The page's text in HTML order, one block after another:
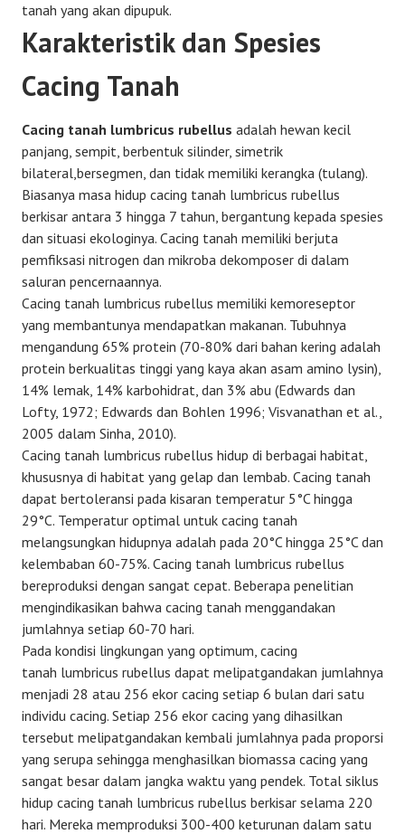
tanah yang akan dipupuk.
Karakteristik dan Spesies
Cacing Tanah
Cacing tanah lumbricus rubellus adalah hewan kecil
panjang, sempit, berbentuk silinder, simetrik
bilateral,bersegmen, dan tidak memiliki kerangka (tulang).
Biasanya masa hidup cacing tanah lumbricus rubellus
berkisar antara 3 hingga 7 tahun, bergantung kepada spesies
dan situasi ekologinya. Cacing tanah memiliki berjuta
pemfiksasi nitrogen dan mikroba dekomposer di dalam
saluran pencernaannya.
Cacing tanah lumbricus rubellus memiliki kemoreseptor
yang membantunya mendapatkan makanan. Tubuhnya
mengandung 65% protein (70-80% dari bahan kering adalah
protein berkualitas tinggi yang kaya akan asam amino lysin),
14% lemak, 14% karbohidrat, dan 3% abu (Edwards dan
Lofty, 1972; Edwards dan Bohlen 1996; Visvanathan et al.,
2005 dalam Sinha, 2010).
Cacing tanah lumbricus rubellus hidup di berbagai habitat,
khususnya di habitat yang gelap dan lembab. Cacing tanah
dapat bertoleransi pada kisaran temperatur 5°C hingga
29°C. Temperatur optimal untuk cacing tanah
melangsungkan hidupnya adalah pada 20°C hingga 25°C dan
kelembaban 60-75%. Cacing tanah lumbricus rubellus
bereproduksi dengan sangat cepat. Beberapa penelitian
mengindikasikan bahwa cacing tanah menggandakan
jumlahnya setiap 60-70 hari.
Pada kondisi lingkungan yang optimum, cacing
tanah lumbricus rubellus dapat melipatgandakan jumlahnya
menjadi 28 atau 256 ekor cacing setiap 6 bulan dari satu
individu cacing. Setiap 256 ekor cacing yang dihasilkan
tersebut melipatgandakan kembali jumlahnya pada proporsi
yang serupa sehingga menghasilkan biomassa cacing yang
sangat besar dalam jangka waktu yang pendek. Total siklus
hidup cacing tanah lumbricus rubellus berkisar selama 220
hari. Mereka memproduksi 300-400 keturunan dalam satu